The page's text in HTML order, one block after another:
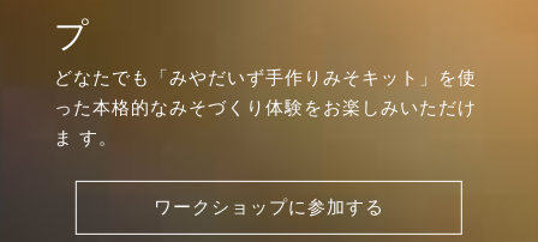
プ
どなたでも「みやだいず手作りみそキット」を使
った本格的なみそづくり体験をお楽しみいただけ
ま す。
ワークショップに参加する